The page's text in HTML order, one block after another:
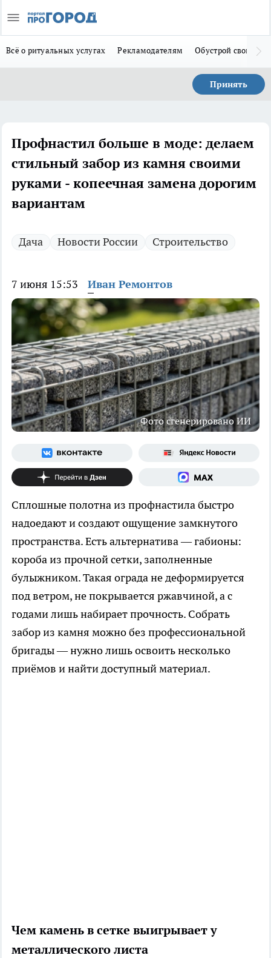
Всё о ритуальных услугах Рекламодателям Обустрой свой дом
Принять
Профнастил больше в моде: делаем
стильный забор из камня своими
руками - копеечная замена дорогим
вариантам
Дача Новости России Строительство
7 июня 15:53 Иван Ремонтов
Фото сгенерировано ИИ
Сплошные полотна из профнастила быстро
надоедают и создают ощущение замкнутого
пространства. Есть альтернатива — габионы:
короба из прочной сетки, заполненные
булыжником. Такая ограда не деформируется
под ветром, не покрывается ржавчиной, а с
годами лишь набирает прочность. Собрать
забор из камня можно без профессиональной
бригады — нужно лишь освоить несколько
приёмов и найти доступный материал.
Чем камень в сетке выигрывает у
металлического листа